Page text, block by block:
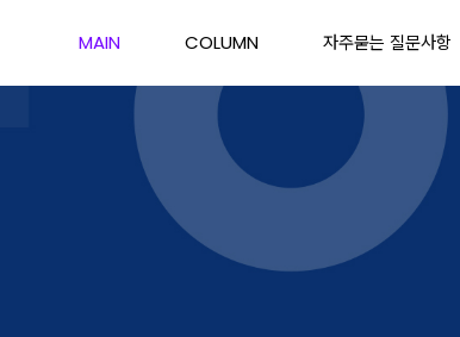
MAIN COLUMN 자주묻는 질문사항